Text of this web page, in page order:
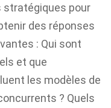
stratégiques pour
des réponses
: Qui sont
et que
les modèles de
? Quels